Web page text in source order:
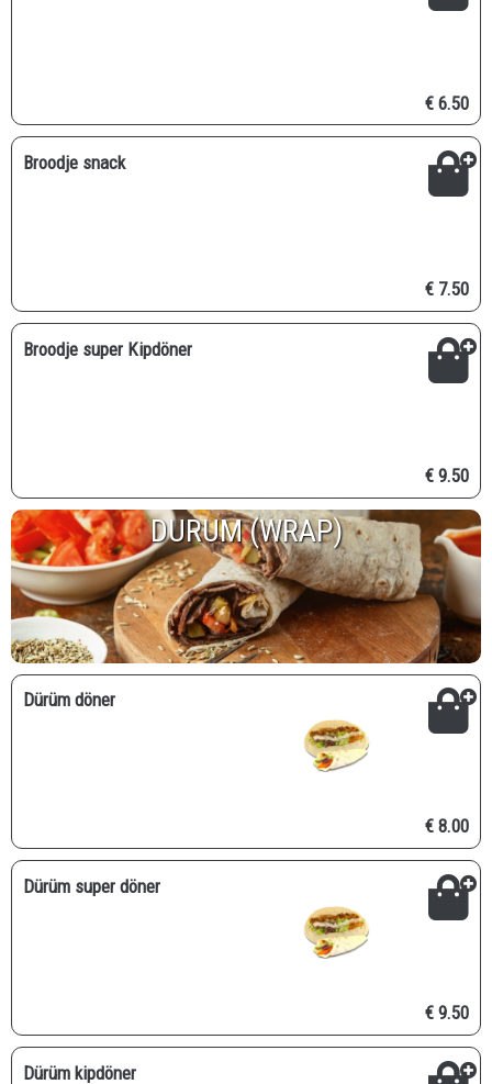
€ 6.50
Broodje snack
€ 7.50
Broodje super Kipdöner
€ 9.50
DURUM (WRAP)
Dürüm döner
€ 8.00
Dürüm super döner
€ 9.50
Dürüm kipdöner